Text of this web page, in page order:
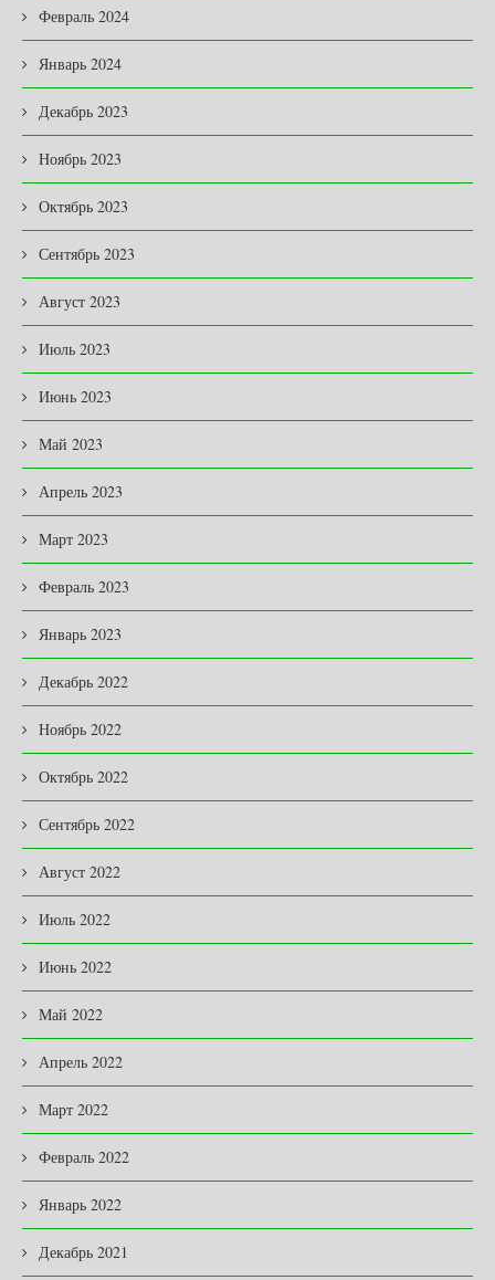
Февраль 2024
Январь 2024
Декабрь 2023
Ноябрь 2023
Октябрь 2023
Сентябрь 2023
Август 2023
Июль 2023
Июнь 2023
Май 2023
Апрель 2023
Март 2023
Февраль 2023
Январь 2023
Декабрь 2022
Ноябрь 2022
Октябрь 2022
Сентябрь 2022
Август 2022
Июль 2022
Июнь 2022
Май 2022
Апрель 2022
Март 2022
Февраль 2022
Январь 2022
Декабрь 2021